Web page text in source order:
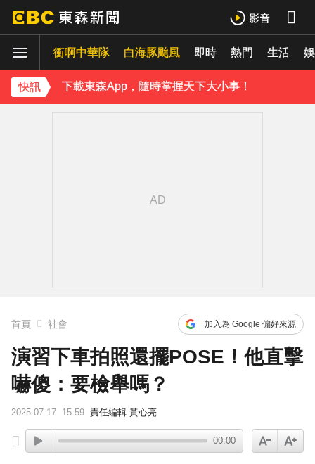
衝啊中華隊 白海豚颱風 即時 熱門 生活
快訊
下載東森App，隨時掌握天下大小事！
首頁 社會 加入為 Google 偏好來源
演習下車拍照還擺POSE！他直擊
嚇傻：要檢舉嗎？
2025-07-17 15:59 責任編輯 黃心亮
00:00